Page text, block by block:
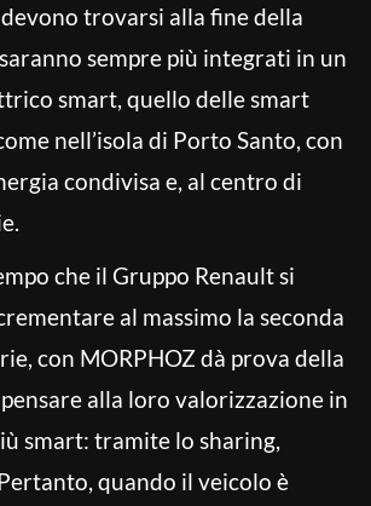
trovarsi alla fine della
sempre più integrati in un
smart, quello delle smart
nell’isola di Porto Santo, con
condivisa e, al centro di
che il Gruppo Renault si
al massimo la seconda
con MORPHOZ dà prova della
alla loro valorizzazione in
smart: tramite lo sharing,
quando il veicolo è